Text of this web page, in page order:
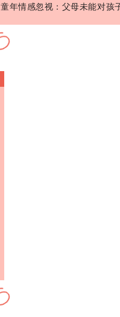
童年情感忽视：父母未能对孩